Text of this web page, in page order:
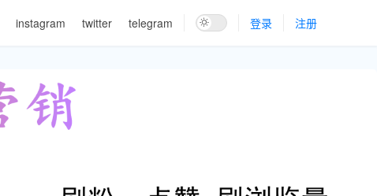
instagram twitter telegram 登录 注册